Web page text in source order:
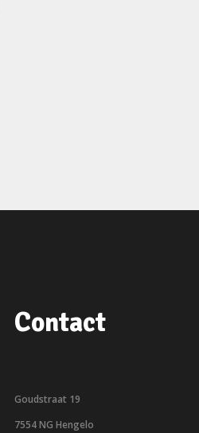
Contact
Goudstraat 19
7554 NG Hengelo